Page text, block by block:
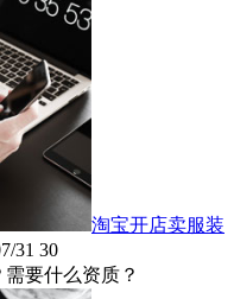
淘宝开店卖服装
31 30
要什么资质？